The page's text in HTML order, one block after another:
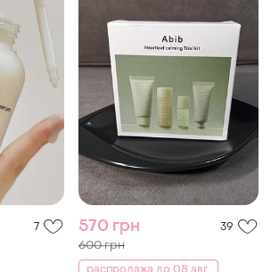
7 570 грн 39
600 грн